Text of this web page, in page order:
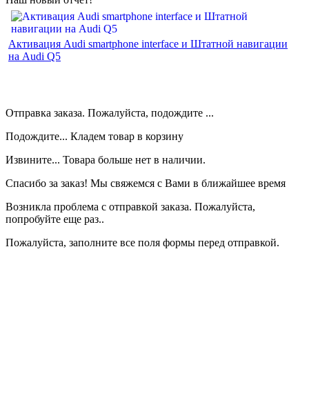
Активация Audi smartphone interface и Штатной навигации
на Audi Q5
Отправка заказа. Пожалуйста, подождите ...
Подождите... Кладем товар в корзину
Извините... Товара больше нет в наличии.
Спасибо за заказ! Мы свяжемся с Вами в ближайшее время
Возникла проблема с отправкой заказа. Пожалуйста,
попробуйте еще раз..
Пожалуйста, заполните все поля формы перед отправкой.